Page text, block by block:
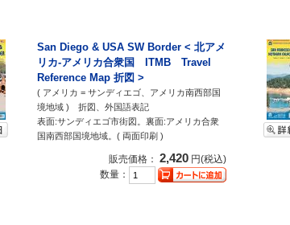
San Diego & USA SW Border < 北アメ
リカ-アメリカ合衆国 ITMB Travel
Reference Map 折図 >
( アメリカ = サンディエゴ、アメリカ南西部国
境地域 ) 折図、外国語表記
表面:サンディエゴ市街図。裏面:アメリカ合衆
国南西部国境地域。( 両面印刷 )
販売価格： 2,420 円(税込)
数量：